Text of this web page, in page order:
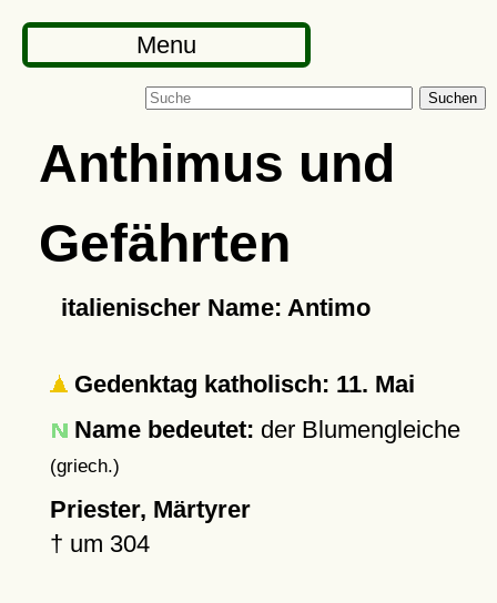
Menu
Suchen
Anthimus und
Gefährten
italienischer Name: Antimo
Gedenktag katholisch: 11. Mai
Name bedeutet: der Blumengleiche
(griech.)
Priester, Märtyrer
† um 304